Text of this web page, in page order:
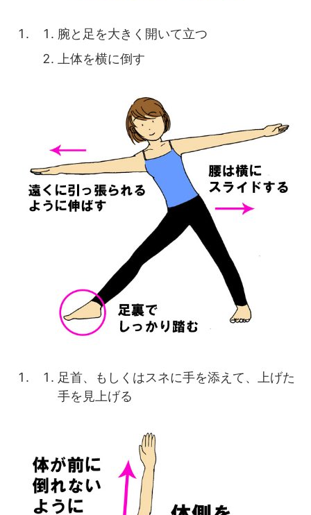
腕と足を大きく開いて立つ
上体を横に倒す
足首、もしくはスネに手を添えて、上げた
手を見上げる